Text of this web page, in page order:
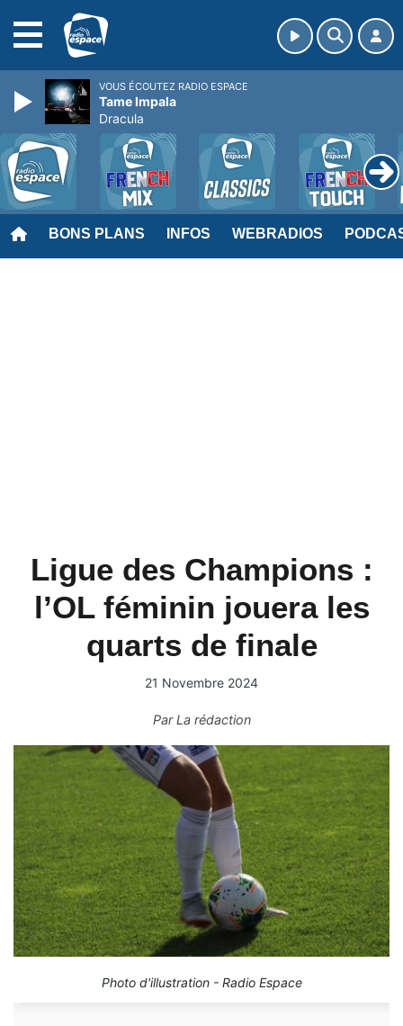
BONS PLANS INFOS WEBRADIOS
Ligue des Champions :
l’OL féminin jouera les
quarts de finale
21 Novembre 2024
ParLa rédaction
Photo d'illustration - Radio Espace
VOUS ÉCOUTEZ RADIO ESPACE
Tame Impala
Dracula